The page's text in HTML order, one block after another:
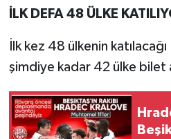
İLK DEFA 48 ÜLKE
İlk kez 48 ülkenin
şimdiye kadar 42 ülke bilet